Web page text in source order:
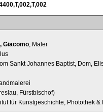
Giacomo , Maler
Sankt Johannes Baptist, Dom,
Fürstbischof)
für Kunstgeschichte, Photothek &